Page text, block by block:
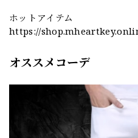
ホットアイテム
https://
オススメコーデ